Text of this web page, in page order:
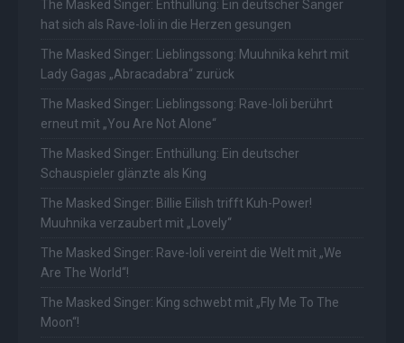
The Masked Singer: Enthüllung: Ein deutscher Sänger
hat sich als Rave-Ioli in die Herzen gesungen
The Masked Singer: Lieblingssong: Muuhnika kehrt mit
Lady Gagas „Abracadabra“ zurück
The Masked Singer: Lieblingssong: Rave-Ioli berührt
erneut mit „You Are Not Alone“
The Masked Singer: Enthüllung: Ein deutscher
Schauspieler glänzte als King
The Masked Singer: Billie Eilish trifft Kuh-Power!
Muuhnika verzaubert mit „Lovely“
The Masked Singer: Rave-Ioli vereint die Welt mit „We
Are The World“!
The Masked Singer: King schwebt mit „Fly Me To The
Moon“!